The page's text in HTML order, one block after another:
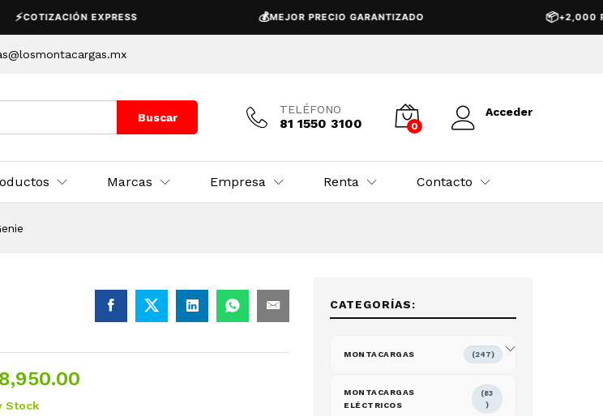
EXPRESS MEJOR PRECIO GARANTIZADO +2,000
Buscar
TELÉFONO
81 1550 3100 0
Acceder
Marcas Empresa Renta Contacto
Stock
CATEGORÍAS:
MONTACARGAS (247)
MONTACARGAS
ELÉCTRICOS
(83
)
USD $18,950.00